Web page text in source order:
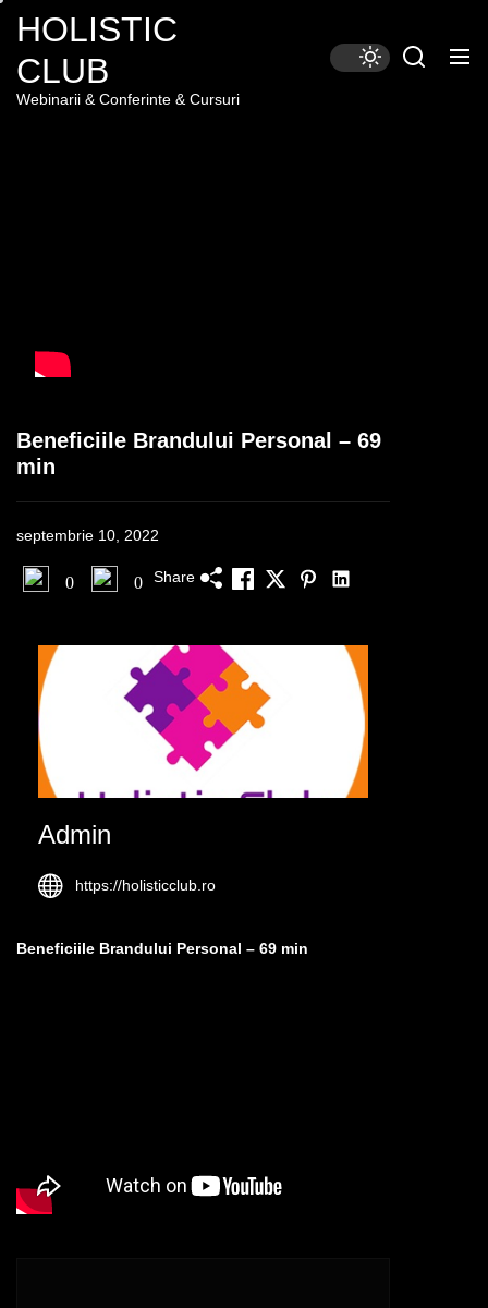
the
content
HOLISTIC
CLUB
Webinarii & Conferinte & Cursuri
Beneficiile Brandului Personal – 69
min
septembrie 10, 2022
0 0 Share
Admin
https://holisticclub.ro
Beneficiile Brandului Personal – 69 min